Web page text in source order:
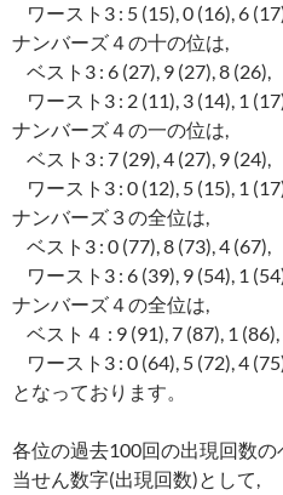
ワースト3 : 5 (15), 0 (16), 6
ナンバーズ４の十の位は,
ベスト3 : 6 (27), 9 (27), 8 (26),
ワースト3 : 2 (11), 3 (14), 1
ナンバーズ４の一の位は,
ベスト3 : 7 (29), 4 (27), 9 (24),
ワースト3 : 0 (12), 5 (15), 1
ナンバーズ３の全位は,
ベスト3 : 0 (77), 8 (73), 4 (67),
ワースト3 : 6 (39), 9 (54), 1
ナンバーズ４の全位は,
ベスト４ : 9 (91), 7 (87), 1 (86),
ワースト3 : 0 (64), 5 (72), 4
となっております。
各位の過去100回の出現回数
当せん数字(出現回数)として,